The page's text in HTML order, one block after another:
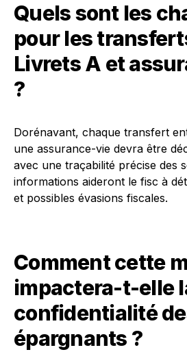
Quels sont les
pour les
Livrets A et
?
Dorénavant, chaque transfert
une assurance-vie devra être
avec une traçabilité précise des
informations aideront le fisc à
et possibles évasions fiscales.
Comment cette
impactera-t-elle
confidentialité
épargnants ?